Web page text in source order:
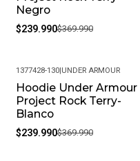
Negro
$239.990$369.990
-35%
1377428-130|UNDER ARMOUR
Hoodie Under Armour
Project Rock Terry-
Blanco
$239.990$369.990